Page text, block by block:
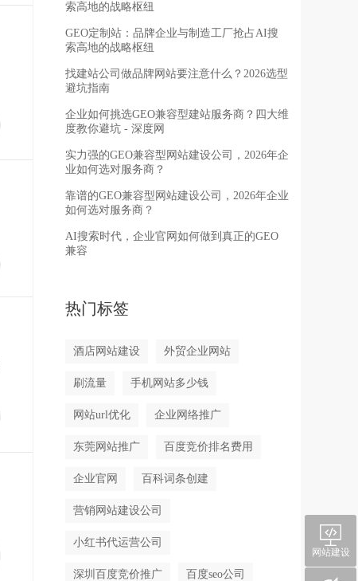
索高地的战略枢纽
GEO定制站：品牌企业与制造工厂抢占AI搜
索高地的战略枢纽
找建站公司做品牌网站要注意什么？2026选型
避坑指南
企业如何挑选GEO兼容型建站服务商？四大维
度教你避坑 - 深度网
实力强的GEO兼容型网站建设公司，2026年企
业如何选对服务商？
靠谱的GEO兼容型网站建设公司，2026年企业
如何选对服务商？
AI搜索时代，企业官网如何做到真正的GEO
兼容
热门标签
酒店网站建设 外贸企业网站
刷流量 手机网站多少钱
网站url优化 企业网络推广
东莞网站推广 百度竞价排名费用
企业官网 百科词条创建
营销网站建设公司
小红书代运营公司
深圳百度竞价推广 百度seo公司
网站建设